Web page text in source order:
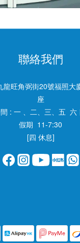
聯絡我們
龍旺角弼街20號福照大
座
: 一 、二、三、五 六
假期 11-7:30
[四 休息]